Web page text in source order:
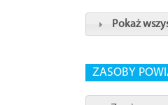
Pokaż
ZASOBY